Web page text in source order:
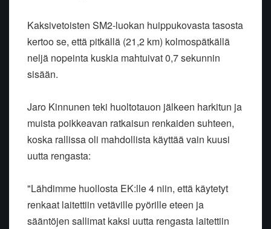
Kaksivetoisten SM2-luokan huippukovasta tasosta
kertoo se, että pitkällä (21,2 km) kolmospätkällä
neljä nopeinta kuskia mahtuivat 0,7 sekunnin
sisään.
Jaro Kinnunen teki huoltotauon jälkeen harkitun ja
muista poikkeavan ratkaisun renkaiden suhteen,
koska rallissa oli mahdollista käyttää vain kuusi
uutta rengasta:
"Lähdimme huollosta EK:lle 4 niin, että käytetyt
renkaat laitettiin vetäville pyörille eteen ja
sääntöjen sallimat kaksi uutta rengasta laitettiin